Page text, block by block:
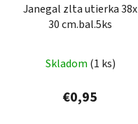
Janegal zlta utierka 38x
30 cm.bal.5ks
Skladom (1 ks)
€0,95